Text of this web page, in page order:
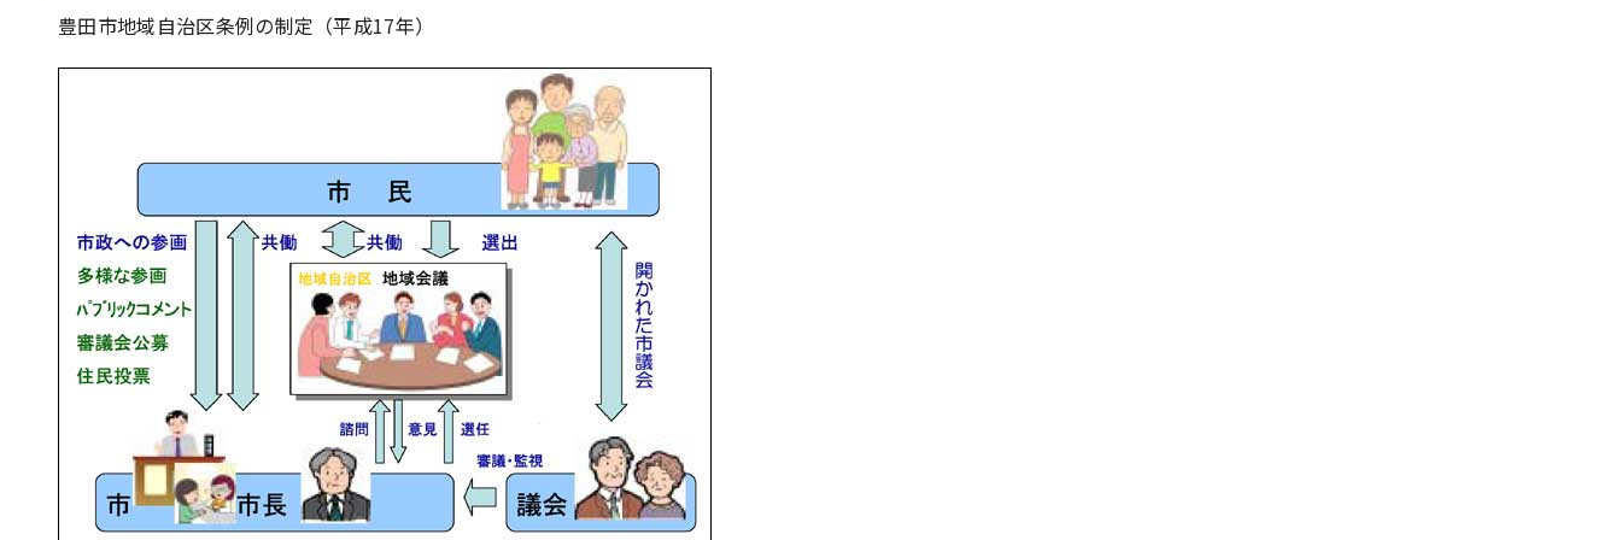
豊田市地域自治区条例の制定（平成17年）